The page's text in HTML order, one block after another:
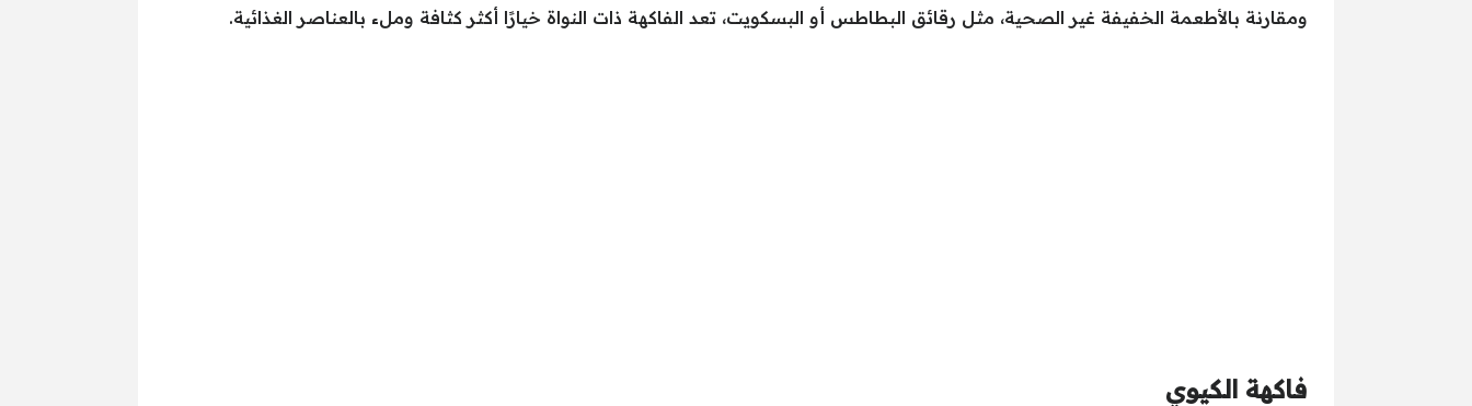
ومقارنة بالأطعمة الخفيفة غير الصحية، مثل رقائق البطاطس أو البسكويت، تعد الفاكهة ذات النواة خيارًا أكثر كثافة وملء بالعناصر الغذائية.
فاكهة الكيوي